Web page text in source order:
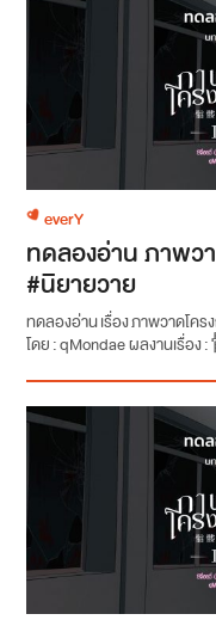
everY
ทดลองอ่าน ภาพว
#นิยายวาย
ทดลองอ่าน เรื่อง ภาพวาดโคร
โดย : qMondae ผลงานเรื่อ